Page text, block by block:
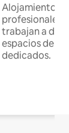
Alojamientos
profesionales
trabajan a
espacios de
dedicados.